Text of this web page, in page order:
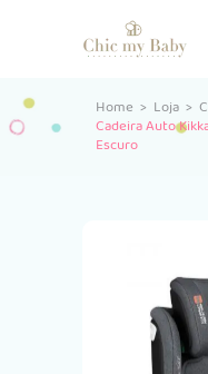
Home > Loja >
Cadeira Auto
Escuro